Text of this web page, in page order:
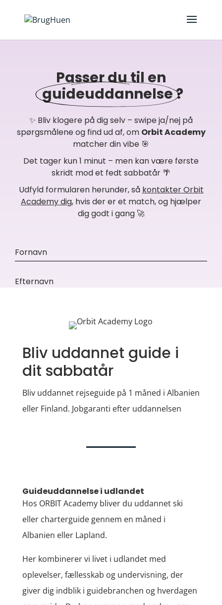
Bliv uddannet guide i
dit sabbatår
Bliv uddannet rejseguide på 1 måned i Albanien
eller Finland. Jobgaranti efter uddannelsen
Guideuddannelse i udlandet
Hos ORBIT Academy bliver du uddannet ski
eller charterguide gennem en måned i
Albanien eller Lapland.
Her kombinerer vi livet i udlandet med
oplevelser, fællesskab og undervisning, der
giver dig indblik i guidebranchen og hverdagen